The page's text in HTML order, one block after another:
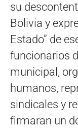
su
Bolivia y
Estado” de
funcionarios
municipal,
humanos,
sindicales y
firmaran un